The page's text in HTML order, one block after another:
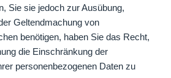
Sie sie jedoch zur Ausübung,
Geltendmachung von
benötigen, haben Sie das Recht,
die Einschränkung der
personenbezogenen Daten zu